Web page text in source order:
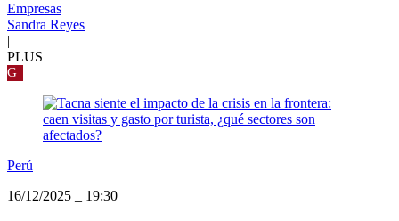
Empresas
Sandra Reyes
|
PLUS
G
Perú
16/12/2025
19:30